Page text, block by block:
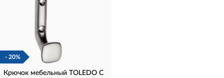
- 20%
Крючок мебельный TOLEDO C